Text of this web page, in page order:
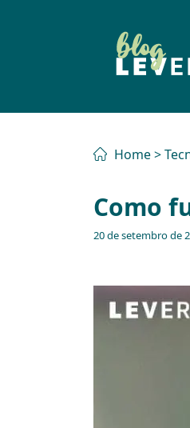
Home>
Como
20 de setembro de